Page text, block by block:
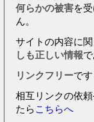
何らかの被害を
ん。
サイトの内容に
しも正しい情報
リンクフリーで
相互リンクの依
たら こちらへ